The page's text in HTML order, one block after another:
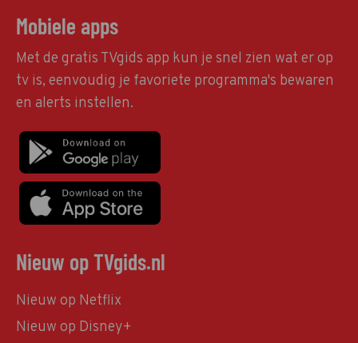
Mobiele apps
Met de gratis TVgids app kun je snel zien wat er op
tv is, eenvoudig je favoriete programma's bewaren
en alerts instellen.
Nieuw op TVgids.nl
Nieuw op Netflix
Nieuw op Disney+